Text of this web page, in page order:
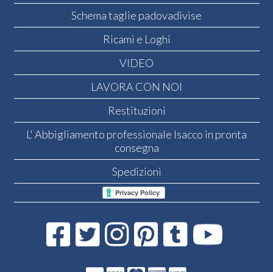
Schema taglie padovadivise
Ricami e Loghi
VIDEO
LAVORA CON NOI
Restituzioni
L' Abbigliamento professionale Isacco in pronta
consegna
Spedizioni